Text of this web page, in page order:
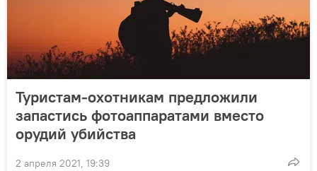
Туристам-охотникам предложили
запастись фотоаппаратами вместо
орудий убийства
2 апреля 2021, 19:39